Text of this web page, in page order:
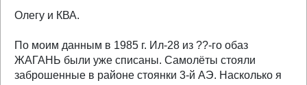
Олегу и КВА.
По моим данным в 1985 г. Ил-28 из ??-го обаз
ЖАГАНЬ были уже списаны. Самолёты стояли
заброшенные в районе стоянки 3-й АЭ. Насколько я